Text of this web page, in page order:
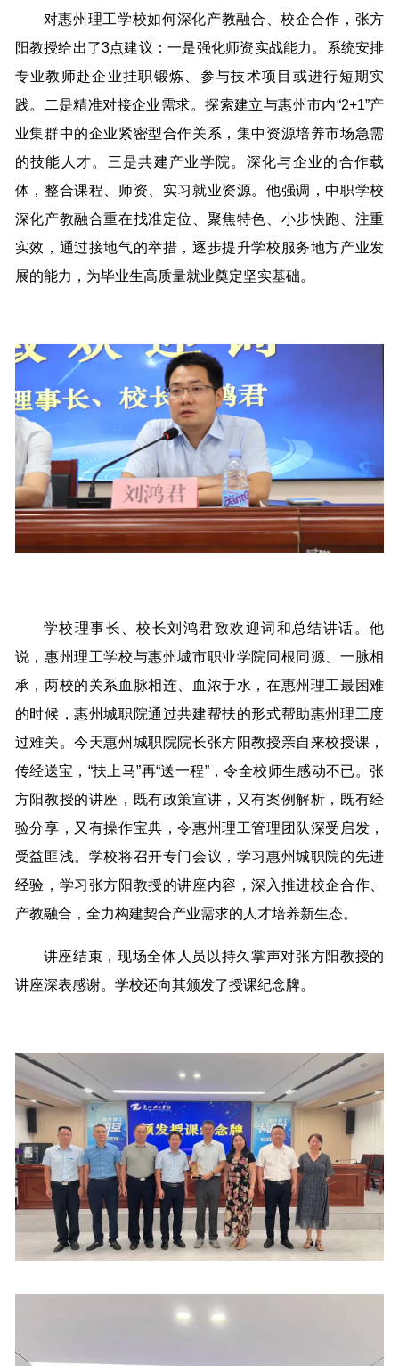
对惠州理工学校如何深化产教融合、校企合作，张方
阳教授给出了3点建议：一是强化师资实战能力。系统安排
专业教师赴企业挂职锻炼、参与技术项目或进行短期实
践。二是精准对接企业需求。探索建立与惠州市内“2+1”产
业集群中的企业紧密型合作关系，集中资源培养市场急需
的技能人才。三是共建产业学院。深化与企业的合作载
体，整合课程、师资、实习就业资源。他强调，中职学校
深化产教融合重在找准定位、聚焦特色、小步快跑、注重
实效，通过接地气的举措，逐步提升学校服务地方产业发
展的能力，为毕业生高质量就业奠定坚实基础。
学校理事长、校长刘鸿君致欢迎词和总结讲话。他
说，惠州理工学校与惠州城市职业学院同根同源、一脉相
承，两校的关系血脉相连、血浓于水，在惠州理工最困难
的时候，惠州城职院通过共建帮扶的形式帮助惠州理工度
过难关。今天惠州城职院院长张方阳教授亲自来校授课，
传经送宝，“扶上马”再“送一程”，令全校师生感动不已。张
方阳教授的讲座，既有政策宣讲，又有案例解析，既有经
验分享，又有操作宝典，令惠州理工管理团队深受启发，
受益匪浅。学校将召开专门会议，学习惠州城职院的先进
经验，学习张方阳教授的讲座内容，深入推进校企合作、
产教融合，全力构建契合产业需求的人才培养新生态。
讲座结束，现场全体人员以持久掌声对张方阳教授的
讲座深表感谢。学校还向其颁发了授课纪念牌。